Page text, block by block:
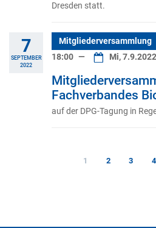
Dresden statt.
7
SEPTEMBER
2022
Mitgliederversammlung
18:00 — Mi, 7.9.2022
Fachverbandes
auf der DPG-Tagung in
1 2 3 4